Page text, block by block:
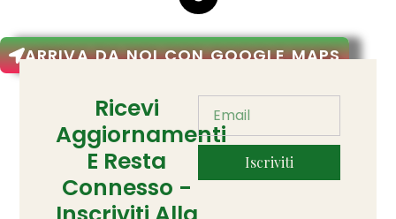
ARRIVA DA NOI CON GOOGLE MAPS
Ricevi
Aggiornamenti
E Resta
Connesso -
Iscriviti